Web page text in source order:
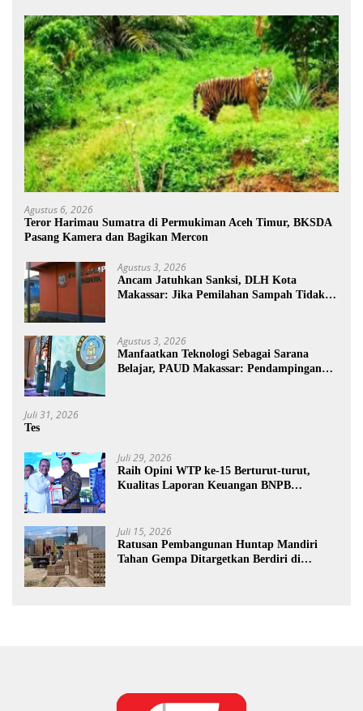
Agustus 6, 2026
Teror Harimau Sumatra di Permukiman Aceh Timur, BKSDA
Pasang Kamera dan Bagikan Mercon
Agustus 3, 2026
Ancam Jatuhkan Sanksi, DLH Kota
Makassar: Jika Pemilahan Sampah Tidak
Agustus 3, 2026
Manfaatkan Teknologi Sebagai Sarana
Belajar, PAUD Makassar: Pendampingan
Juli 31, 2026
Tes
Juli 29, 2026
Raih Opini WTP ke-15 Berturut-turut,
Kualitas Laporan Keuangan BNPB
Juli 15, 2026
Ratusan Pembangunan Huntap Mandiri
Tahan Gempa Ditargetkan Berdiri di